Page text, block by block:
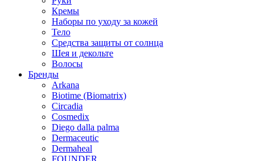
Кремы
Наборы по уходу за кожей
Тело
Средства защиты от солнца
Шея и декольте
Волосы
Бренды
Arkana
Biotime (Biomatrix)
Circadia
Cosmedix
Diego dalla palma
Dermaceutic
Dermaheal
FOUNDER